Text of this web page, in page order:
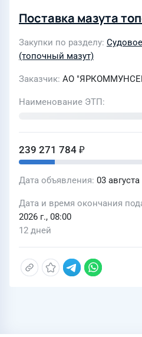
Поставка мазута
Закупки по разделу
(топочный мазут)
Заказчик АО
Наименование ЭТП
239 271 784 ₽
Дата объявления 03
Дата и время окончания
2026 г., 08:00
12 дней